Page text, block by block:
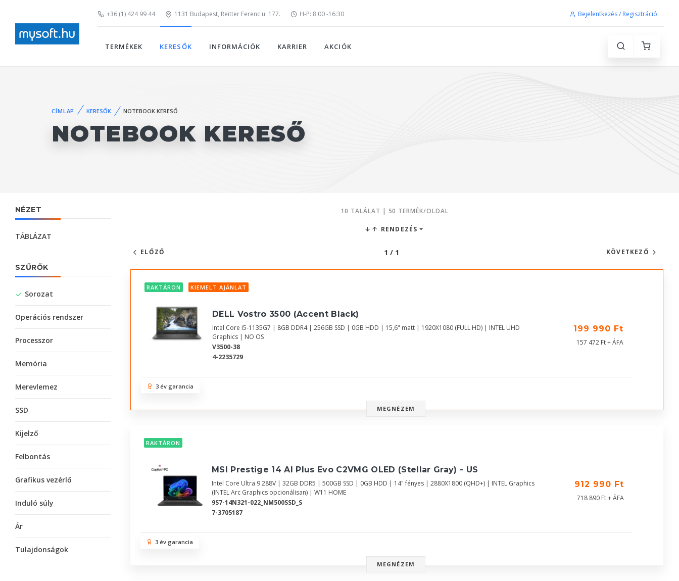
+36 (1) 424 99 44 1131 Budapest, Reitter Ferenc u. 177. H-P: 8:00 -16:30 Bejelentkezés / Regisztráció
TERMÉKEK KERESŐK INFORMÁCIÓK KARRIER AKCIÓK
CÍMLAP KERESŐK NOTEBOOK KERESŐ
NOTEBOOK KERESŐ
NÉZET
TÁBLÁZAT
SZŰRŐK
Sorozat
Operációs rendszer
Processzor
Memória
Merevlemez
SSD
Kijelző
Felbontás
Grafikus vezérlő
Induló súly
Ár
Tulajdonságok
10 TALÁLAT | 50 TERMÉK/OLDAL
RENDEZÉS
ELŐZŐ 1 / 1 KÖVETKEZŐ
RAKTÁRON KIEMELT AJÁNLAT
DELL Vostro 3500 (Accent Black)
Intel Core i5-1135G7 | 8GB DDR4 | 256GB SSD | 0GB HDD | 15,6" matt | 1920X1080 (FULL HD) | INTEL UHD
Graphics | NO OS
V3500-38
4-2235729
199 990 Ft
157 472 Ft + ÁFA
3 év garancia
MEGNÉZEM
RAKTÁRON
MSI Prestige 14 AI Plus Evo C2VMG OLED (Stellar Gray) - US
Intel Core Ultra 9 288V | 32GB DDR5 | 500GB SSD | 0GB HDD | 14" fényes | 2880X1800 (QHD+) | INTEL Graphics
(INTEL Arc Graphics opcionálisan) | W11 HOME
9S7-14N321-022_NM500SSD_S
7-3705187
912 990 Ft
718 890 Ft + ÁFA
3 év garancia
MEGNÉZEM